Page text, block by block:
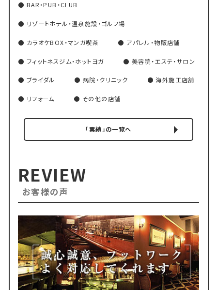
BAR・PUB・CLUB
リゾートホテル・温泉施設・ゴルフ場
カラオケBOX・マンガ喫茶 アパレル・物販店舗
フィットネスジム・ホットヨガ 美容院・エステ・サロン
ブライダル 病院・クリニック 海外施工店舗
リフォーム その他の店舗
「実績」の一覧へ
REVIEW
お客様の声